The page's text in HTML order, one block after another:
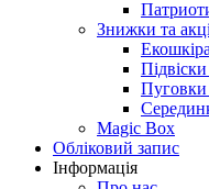
Знижки та
Magic Box
Обліковий запис
Інформація